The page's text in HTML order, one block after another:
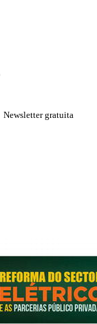
Newsletter gratuita